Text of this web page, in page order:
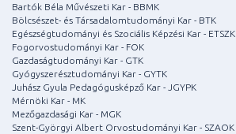
Bartók Béla Művészeti Kar - BBMK
Bölcsészet- és Társadalomtudományi Kar - BTK
Egészségtudományi és Szociális Képzési Kar - ETSZK
Fogorvostudományi Kar - FOK
Gazdaságtudományi Kar - GTK
Gyógyszerésztudományi Kar - GYTK
Juhász Gyula Pedagógusképző Kar - JGYPK
Mérnöki Kar - MK
Mezőgazdasági Kar - MGK
Szent-Györgyi Albert Orvostudományi Kar - SZAOK